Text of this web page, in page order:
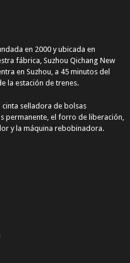
en 2000 y ubicada en
fábrica, Suzhou Qichang New
en Suzhou, a 45 minutos del
la estación de trenes.
selladora de bolsas
permanente, el forro de liberación,
y la máquina rebobinadora.